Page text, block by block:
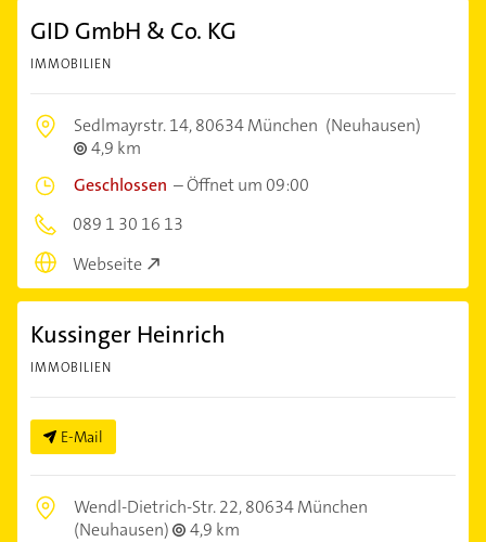
GID GmbH & Co. KG
IMMOBILIEN
Sedlmayrstr. 14,80634 München (Neuhausen)
4,9 km
Geschlossen –Öffnet um 09:00
089 1 30 16 13
Webseite
Kussinger Heinrich
IMMOBILIEN
E-Mail
Wendl-Dietrich-Str. 22,80634 München
(Neuhausen)
4,9 km